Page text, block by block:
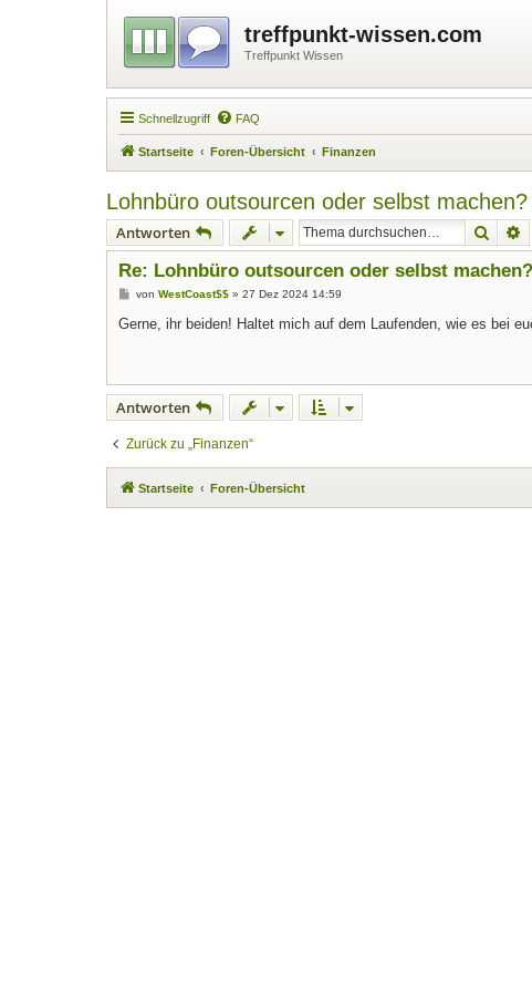
treffpunkt-wissen.com
Treffpunkt Wissen
Schnellzugriff FAQ
Startseite Foren-Übersicht Finanzen
Lohnbüro outsourcen oder selbst
Antworten Suche
Re: Lohnbüro outsourcen oder selbst
B
i
t
von WestCoast$$» 27 Dez 2024 14:59
Gerne, ihr beiden! Haltet mich auf dem Laufenden, wie es bei
Antworten
Zurück zu „Finanzen“
Startseite Foren-Übersicht